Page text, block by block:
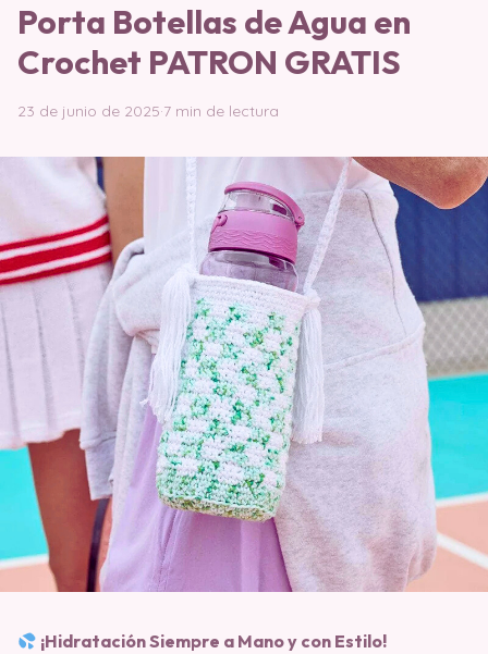
Porta Botellas de Agua en
Crochet PATRON GRATIS
23 de junio de 2025·7 min de lectura
¡Hidratación Siempre a Mano y con Estilo!